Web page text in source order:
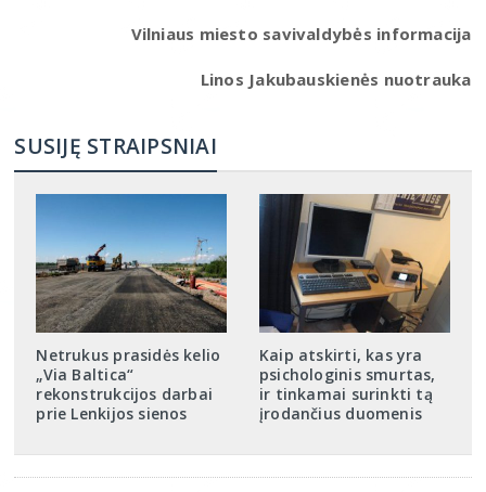
Vilniaus miesto savivaldybės informacija
Linos Jakubauskienės nuotrauka
SUSIJĘ STRAIPSNIAI
Netrukus prasidės kelio
„Via Baltica“
rekonstrukcijos darbai
prie Lenkijos sienos
Kaip atskirti, kas yra
psichologinis smurtas,
ir tinkamai surinkti tą
įrodančius duomenis